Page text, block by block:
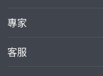
部落格
加入我們
買服務
熱門服務
專家
案件中心
客服